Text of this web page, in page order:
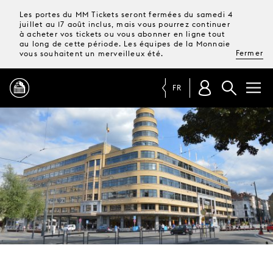
Les portes du MM Tickets seront fermées du samedi 4
juillet au 17 août inclus, mais vous pourrez continuer
à acheter vos tickets ou vous abonner en ligne tout
au long de cette période. Les équipes de la Monnaie
vous souhaitent un merveilleux été.
Fermer
PROGRAMME
MAGAZINE
TICKETS &
ABONNEMENTS
VOTRE
FR